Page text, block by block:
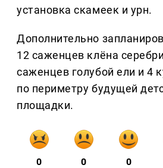
установка скамеек и урн.
Дополнительно
12 саженцев клёна
саженцев голубой ели и 4
по периметру будущей
площадки.
0 0 0